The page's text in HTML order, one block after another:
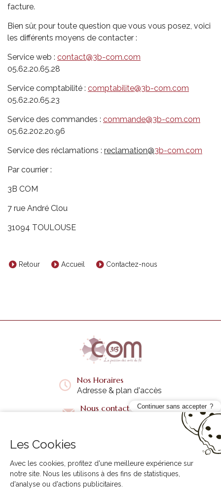
facture.
Bien sûr, pour toute question que vous vous posez, voici
les différents moyens de contacter :
Service web : contact@3b-com.com
05.62.20.65.28
Service comptabilité : comptabilite@3b-com.com
05.62.20.65.23
Service des commandes : commande@3b-com.com
05.62.202.20.96
Service des réclamations : reclamation@3b-com.com
Par courrier :
3B COM
7 rue André Clou
31094 TOULOUSE
Retour Accueil Contactez-nous
Nos Horaires
Adresse & plan d'accès
Nous contacter
Liens utiles +
Continuer sans accepter
Les Cookies
Avec les cookies, profitez d'une meilleure expérience sur
notre site. Nous les utilisons à des fins de statistiques,
d'analyse ou d'actions publicitaires.